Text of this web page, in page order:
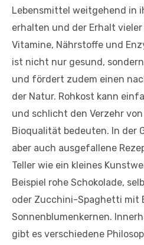
Lebensmittel weitgehend in
erhalten und der Erhalt
Vitamine, Nährstoffe und
ist nicht nur gesund,
und fördert zudem einen
der Natur. Rohkost kann
und schlicht den Verzehr
Bioqualität bedeuten. In der
aber auch ausgefallene
Teller wie ein kleines
Beispiel rohe Schokolade,
oder Zucchini-Spaghetti mit
Sonnenblumenkernen.
gibt es verschiedene